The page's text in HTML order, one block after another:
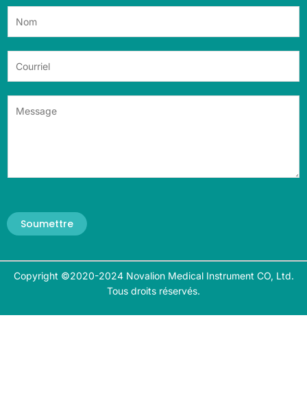
Soumettre
Copyright ©2020-2024 Novalion Medical Instrument CO, Ltd.
Tous droits réservés.